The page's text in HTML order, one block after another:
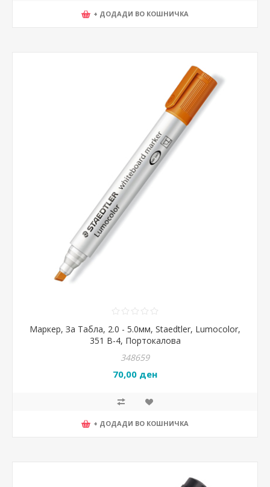
+ ДОДАДИ ВО КОШНИЧКА
Маркер, За Табла, 2.0 - 5.0мм, Staedtler, Lumocolor,
351 B-4, Портокалова
348659
70,00 ден
+ ДОДАДИ ВО КОШНИЧКА